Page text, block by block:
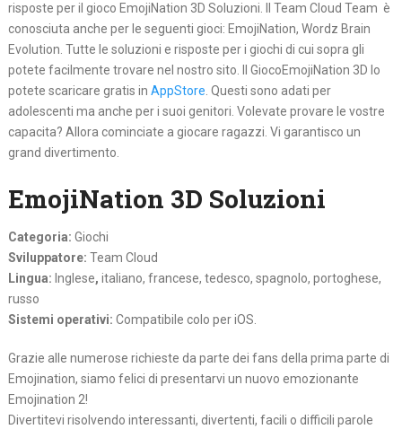
risposte per il gioco EmojiNation 3D Soluzioni. Il Team Cloud Team è
conosciuta anche per le seguenti gioci: EmojiNation, Wordz Brain
Evolution. Tutte le soluzioni e risposte per i giochi di cui sopra gli
potete facilmente trovare nel nostro sito. Il GiocoEmojiNation 3D lo
potete scaricare gratis in AppStore. Questi sono adati per
adolescenti ma anche per i suoi genitori. Volevate provare le vostre
capacita? Allora cominciate a giocare ragazzi. Vi garantisco un
grand divertimento.
EmojiNation 3D Soluzioni
Categoria: Giochi
Sviluppatore: Team Cloud
Lingua: Inglese, italiano, francese, tedesco, spagnolo, portoghese,
russo
Sistemi operativi: Compatibile colo per iOS.
Grazie alle numerose richieste da parte dei fans della prima parte di
Emojination, siamo felici di presentarvi un nuovo emozionante
Emojination 2!
Divertitevi risolvendo interessanti, divertenti, facili o difficili parole